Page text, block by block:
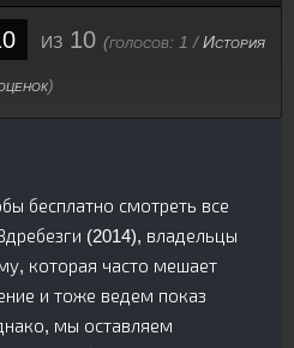
из 10 (голосов: 1 /История
)
бесплатно смотреть все
(2014), владельцы
которая часто мешает
и тоже ведем показ
мы оставляем